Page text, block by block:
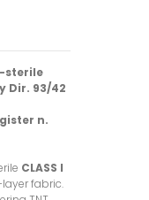
sterile
Dir. 93/42
n.
CLASS I
fabric.